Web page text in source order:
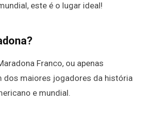
este é o lugar ideal!
Franco, ou apenas
dos maiores jogadores da história
e mundial.